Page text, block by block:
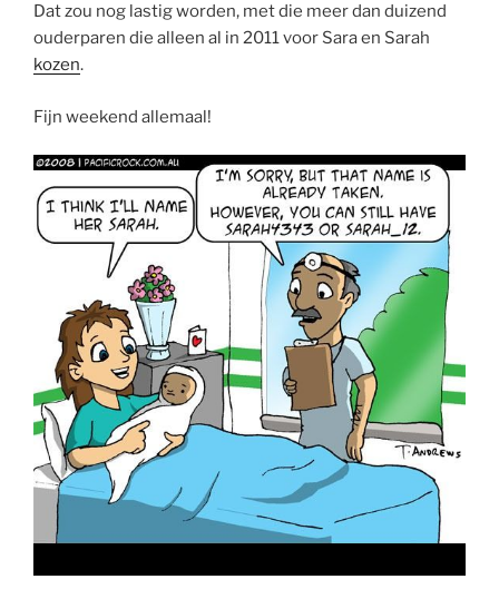
Dat zou nog lastig worden, met die meer dan duizend
ouderparen die alleen al in 2011 voor Sara en Sarah
kozen.
Fijn weekend allemaal!